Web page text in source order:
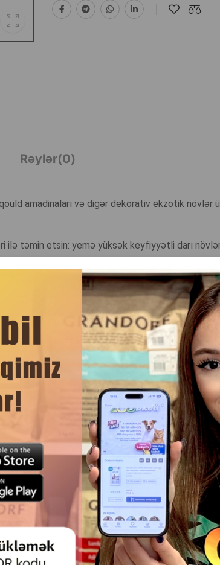
Rəylər(0)
amadinaları və digər dekorativ ekzotik növlər
ilə təmin etsin: yemə yüksək keyfiyyətli darı
daxildir. Bu kombinasiyalar quşların
daimi istifadəyə uyğundur. Öz quşlarına keyfiyyətli
DAHA ÇOX OXU
YEM KIKI EXCELLENT MAX
- IRI TUTUQUŞULAR
QIDA MADDƏLƏRI,
VƏ MINERALLARA OLAN
NƏZƏRƏ ALINARAQ
YEM 1 KQ #30507.
TAM RASIONLU
MENU CANARY
GÜNDƏLIK